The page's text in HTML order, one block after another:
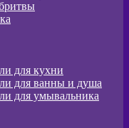
для кухни
для ванны и душа
для умывальника